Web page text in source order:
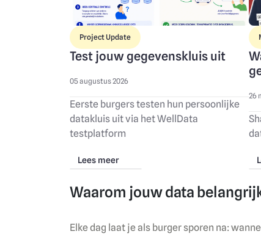
Project Update
Test jouw gegevenskluis uit
05 augustus 2026
Eerste burgers testen hun persoonlijke
datakluis uit via het WellData
testplatform
Lees meer
26
Waarom jouw data
Elke dag laat je als burger sporen na: